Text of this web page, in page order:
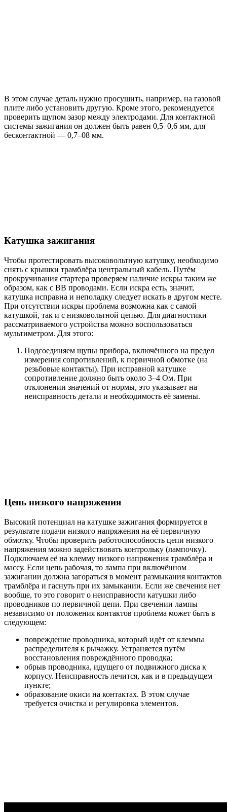
В этом случае деталь нужно просушить, например, на газовой
плите либо установить другую. Кроме этого, рекомендуется
проверить щупом зазор между электродами. Для контактной
системы зажигания он должен быть равен 0,5–0,6 мм, для
бесконтактной — 0,7–08 мм.
Катушка зажигания
Чтобы протестировать высоковольтную катушку, необходимо
снять с крышки трамблёра центральный кабель. Путём
прокручивания стартера проверяем наличие искры таким же
образом, как с ВВ проводами. Если искра есть, значит,
катушка исправна и неполадку следует искать в другом месте.
При отсутствии искры проблема возможна как с самой
катушкой, так и с низковольтной цепью. Для диагностики
рассматриваемого устройства можно воспользоваться
мультиметром. Для этого:
Подсоединяем щупы прибора, включённого на предел
измерения сопротивлений, к первичной обмотке (на
резьбовые контакты). При исправной катушке
сопротивление должно быть около 3–4 Ом. При
отклонении значений от нормы, это указывает на
неисправность детали и необходимость её замены.
Цепь низкого напряжения
Высокий потенциал на катушке зажигания формируется в
результате подачи низкого напряжения на её первичную
обмотку. Чтобы проверить работоспособность цепи низкого
напряжения можно задействовать контрольку (лампочку).
Подключаем её на клемму низкого напряжения трамблёра и
массу. Если цепь рабочая, то лампа при включённом
зажигании должна загораться в момент размыкания контактов
трамблёра и гаснуть при их замыкании. Если же свечения нет
вообще, то это говорит о неисправности катушки либо
проводников по первичной цепи. При свечении лампы
независимо от положения контактов проблема может быть в
следующем:
повреждение проводника, который идёт от клеммы
распределителя к рычажку. Устраняется путём
восстановления повреждённого проводка;
обрыв проводника, идущего от подвижного диска к
корпусу. Неисправность лечится, как и в предыдущем
пункте;
образование окиси на контактах. В этом случае
требуется очистка и регулировка элементов.